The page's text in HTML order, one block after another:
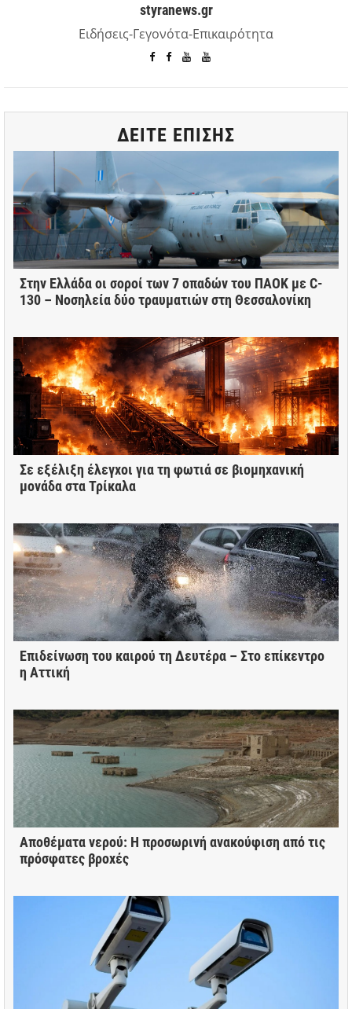
styranews.gr
Ειδήσεις-Γεγονότα-Επικαιρότητα
ΔΕΙΤΕ ΕΠΙΣΗΣ
Στην Ελλάδα οι σοροί των 7 οπαδών του ΠΑΟΚ με C-
130 – Νοσηλεία δύο τραυματιών στη Θεσσαλονίκη
Σε εξέλιξη έλεγχοι για τη φωτιά σε βιομηχανική
μονάδα στα Τρίκαλα
Επιδείνωση του καιρού τη Δευτέρα – Στο επίκεντρο
η Αττική
Αποθέματα νερού: Η προσωρινή ανακούφιση από τις
πρόσφατες βροχές